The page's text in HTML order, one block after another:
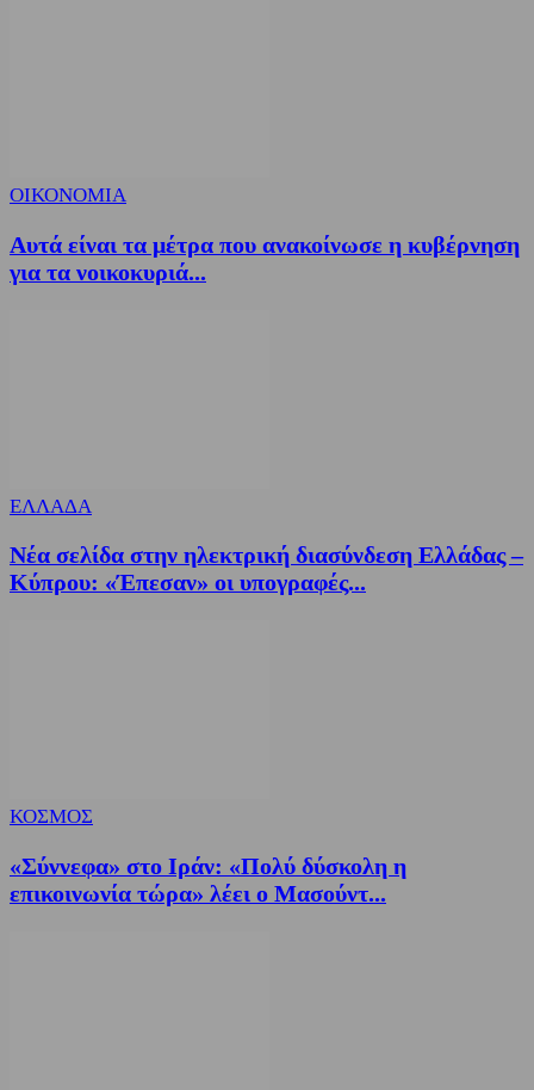
ΟΙΚΟΝΟΜΙΑ
Αυτά είναι τα μέτρα που ανακοίνωσε η κυβέρνηση
για τα νοικοκυριά...
ΕΛΛΑΔΑ
Νέα σελίδα στην ηλεκτρική διασύνδεση Ελλάδας –
Κύπρου: «Έπεσαν» οι υπογραφές...
ΚΟΣΜΟΣ
«Σύννεφα» στο Ιράν: «Πολύ δύσκολη η
επικοινωνία τώρα» λέει ο Μασούντ...